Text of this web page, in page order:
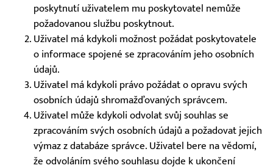
poskytnutí uživatelem mu poskytovatel nemůže
požadovanou službu poskytnout.
Uživatel má kdykoli možnost požádat poskytovatele
o informace spojené se zpracováním jeho osobních
údajů.
Uživatel má kdykoli právo požádat o opravu svých
osobních údajů shromažďovaných správcem.
Uživatel může kdykoli odvolat svůj souhlas se
zpracováním svých osobních údajů a požadovat jejich
výmaz z databáze správce. Uživatel bere na vědomí,
že odvoláním svého souhlasu dojde k ukončení